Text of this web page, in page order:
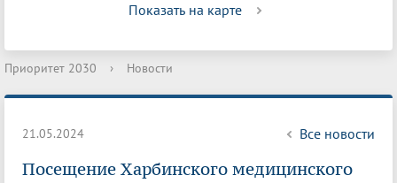
Показать на карте
Приоритет 2030 › Новости
21.05.2024 Все новости
Посещение Харбинского медицинского